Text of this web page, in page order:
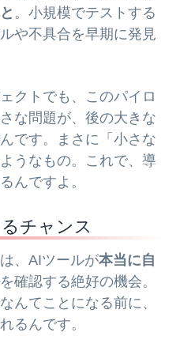
。小規模でテストする
や不具合を早期に発見
クトでも、このパイロ
な問題が、後の大きな
です。まさに「小さな
うなもの。これで、導
んですよ。
チャンス
、AIツールが本当に自
を確認する絶好の機会。
んてことになる前に、
るんです。